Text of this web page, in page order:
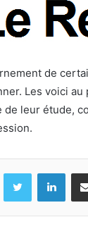
de
Les voici
de leur étude,
Twitter